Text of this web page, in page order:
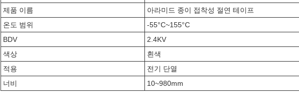
제품 이름
아라미드 종이 접착성 절연 테이프
온도 범위
-55°C~155°C
BDV
2.4KV
색상
흰색
적용
전기 단열
너비
10~980mm